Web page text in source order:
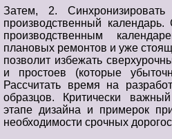
Затем, 2.
производственный
производственным
плановых ремонтов и уже
позволит избежать
и простоев (которые
Рассчитать время на
образцов. Критически
этапе дизайна и примерок
необходимости срочных